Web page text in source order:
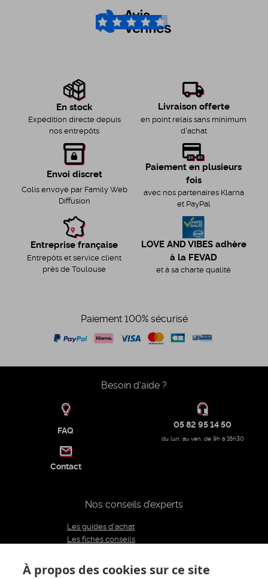
4.6/5
En stock
Expédition directe depuis
nos entrepôts
Livraison offerte
en point relais sans minimum
d'achat
Envoi discret
Colis envoyé par Family Web
Diffusion
Paiement en plusieurs
fois
avec nos partenaires Klarna
et PayPal
Entreprise française
Entrepôts et service client
près de Toulouse
LOVE AND VIBES adhère
à la FEVAD
et à sa charte qualité
Paiement 100% sécurisé
Besoin d'aide ?
FAQ
05 82 95 14 50
du lun. au ven. de 9h à 16h30
Contact
Nos conseils d’experts
Les guides d'achat
Les fiches conseils
Le blog
À propos des cookies sur ce site